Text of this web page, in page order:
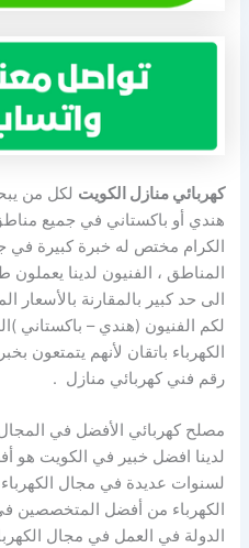
كهربائي منازل الكويت لكل من
هندي أو باكستاني في جميع
الكرام مختص له خبرة كبيرة في
الى حد كبير بالمقارنة
لكم الفنيون (هندي – باكستاني
الكهرباء باتقان لأنهم يتمتعون
رقم فني كهربائي منازل .
مصلح كهربائي الأفضل في
لدينا افضل خبير في الكويت هو
لسنوات عديدة في مجال
الكهرباء من أفضل المتخصصين